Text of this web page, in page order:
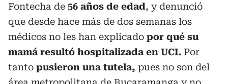
Fontecha de 56 años de edad, y denunció
que desde hace más de dos semanas los
médicos no les han explicado por qué su
mamá resultó hospitalizada en UCI. Por
tanto pusieron una tutela, pues no son del